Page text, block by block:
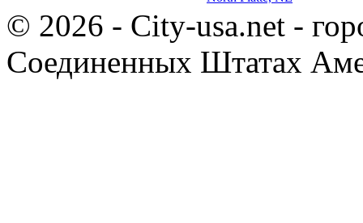
© 2026 - City-usa.net -
Соединенных Штатах